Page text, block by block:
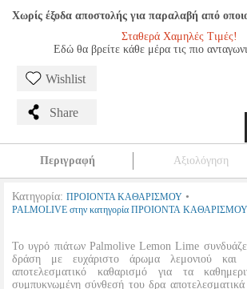
Χωρίς έξοδα αποστολής για παραλαβή από
Σταθερά Χαμηλές Τιμές!
Εδώ θα βρείτε κάθε μέρα τις πιο
Wishlist
Share
Περιγραφή Αξιολόγηση
Κατηγορία: ΠΡΟΙΟΝΤΑ ΚΑΘΑΡΙΣΜΟΥ •
PALMOLIVE στην κατηγορία ΠΡΟΙΟΝΤΑ ΚΑΘΑΡΙΣΜΟΥ
Το υγρό πιάτων Palmolive Lemon Lime
δράση με ευχάριστο άρωμα λεμονιού και
αποτελεσματικό καθαρισμό για τα
συμπυκνωμένη σύνθεσή του δρα αποτελεσματικά